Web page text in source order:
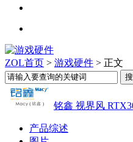
ZOL首页 > 游戏硬件 > 正文
铭鑫 视界风
产品综述